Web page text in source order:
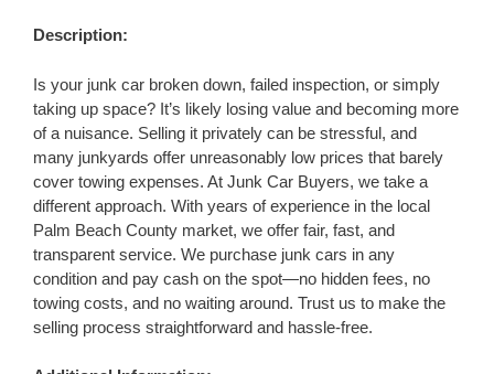
Description:
Is your junk car broken down, failed inspection, or simply
taking up space? It’s likely losing value and becoming more
of a nuisance. Selling it privately can be stressful, and
many junkyards offer unreasonably low prices that barely
cover towing expenses. At Junk Car Buyers, we take a
different approach. With years of experience in the local
Palm Beach County market, we offer fair, fast, and
transparent service. We purchase junk cars in any
condition and pay cash on the spot—no hidden fees, no
towing costs, and no waiting around. Trust us to make the
selling process straightforward and hassle-free.